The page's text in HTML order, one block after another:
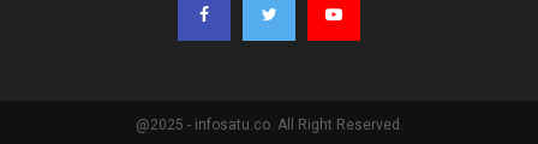
@2025 - infosatu.co. All Right Reserved.